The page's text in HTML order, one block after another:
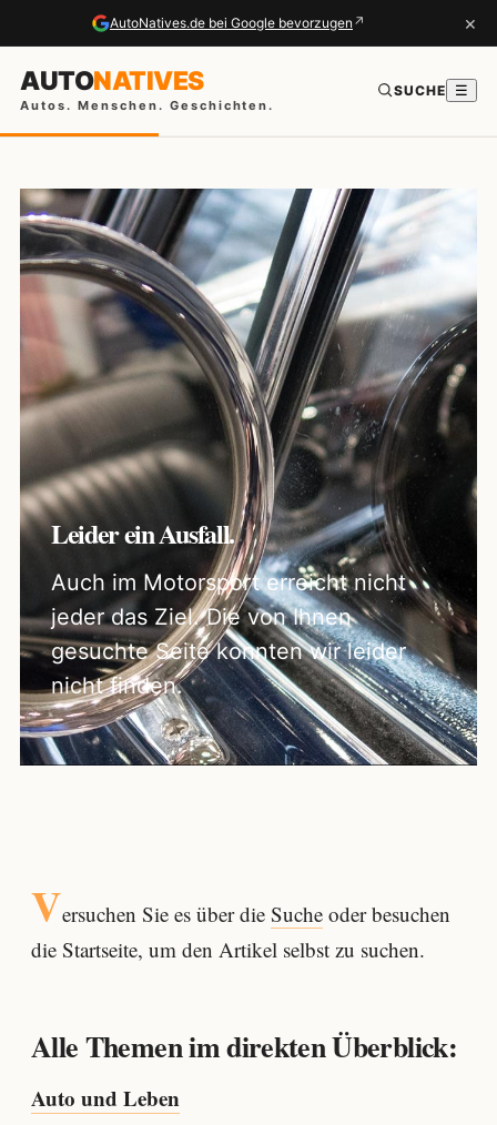
AutoNatives.de bei Google bevorzugen ↗ ×
AUTONATIVES
Autos. Menschen. Geschichten.
SUCHE ☰
Leider ein Ausfall.
Auch im Motorsport erreicht nicht
jeder das Ziel. Die von Ihnen
gesuchte Seite konnten wir leider
nicht finden.
Versuchen Sie es über die Sucheoder besuchen
die Startseite, um den Artikel selbst zu suchen.
Alle Themen im direkten Überblick:
Auto und Leben